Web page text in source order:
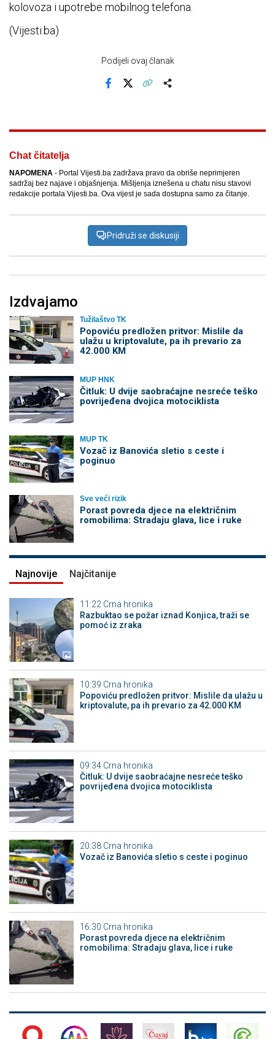
kolovoza i upotrebe mobilnog telefona.
(Vijesti.ba)
Podijeli ovaj članak
Chat čitatelja
NAPOMENA - Portal Vijesti.ba zadržava pravo da obriše neprimjeren
sadržaj bez najave i objašnjenja. Mišljenja iznešena u chatu nisu stavovi
redakcije portala Vijesti.ba. Ova vijest je sada dostupna samo za čitanje.
Pridruži se diskusiji
Izdvajamo
Tužilaštvo TK
Popoviću predložen pritvor: Mislile da
ulažu u kriptovalute, pa ih prevario za
42.000 KM
MUP HNK
Čitluk: U dvije saobraćajne nesreće teško
povrijeđena dvojica motociklista
MUP TK
Vozač iz Banovića sletio s ceste i
poginuo
Sve veći rizik
Porast povreda djece na električnim
romobilima: Stradaju glava, lice i ruke
Najnovije Najčitanije
11:22 Crna hronika
Razbuktao se požar iznad Konjica, traži se
pomoć iz zraka
10:39 Crna hronika
Popoviću predložen pritvor: Mislile da ulažu u
kriptovalute, pa ih prevario za 42.000 KM
09:34 Crna hronika
Čitluk: U dvije saobraćajne nesreće teško
povrijeđena dvojica motociklista
20:38 Crna hronika
Vozač iz Banovića sletio s ceste i poginuo
16:30 Crna hronika
Porast povreda djece na električnim
romobilima: Stradaju glava, lice i ruke